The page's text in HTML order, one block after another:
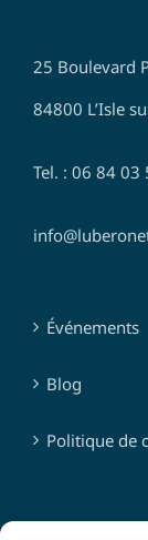
25 Boulevard
84800 L’Isle
Tel. : 06 84 03
Événements
Blog
Politique de